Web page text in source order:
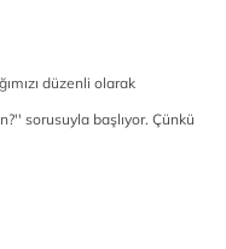
düzenli olarak
sorusuyla başlıyor. Çünkü